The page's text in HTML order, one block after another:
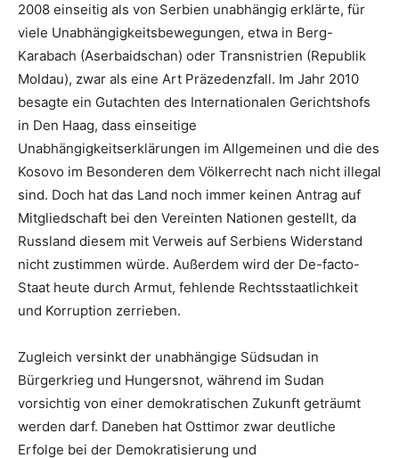
2008 einseitig als von Serbien unabhängig erklärte, für
viele Unabhängigkeitsbewegungen, etwa in Berg-
Karabach (Aserbaidschan) oder Transnistrien (Republik
Moldau), zwar als eine Art Präzedenzfall. Im Jahr 2010
besagte ein Gutachten des Internationalen Gerichtshofs
in Den Haag, dass einseitige
Unabhängigkeitserklärungen im Allgemeinen und die des
Kosovo im Besonderen dem Völkerrecht nach nicht illegal
sind. Doch hat das Land noch immer keinen Antrag auf
Mitgliedschaft bei den Vereinten Nationen gestellt, da
Russland diesem mit Verweis auf Serbiens Widerstand
nicht zustimmen würde. Außerdem wird der De-facto-
Staat heute durch Armut, fehlende Rechtsstaatlichkeit
und Korruption zerrieben.
Zugleich versinkt der unabhängige Südsudan in
Bürgerkrieg und Hungersnot, während im Sudan
vorsichtig von einer demokratischen Zukunft geträumt
werden darf. Daneben hat Osttimor zwar deutliche
Erfolge bei der Demokratisierung und